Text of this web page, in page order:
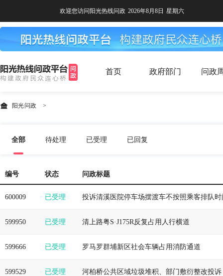
欢迎您访问阳光热线问政 2026年8月8日 星期六
首页 政府部门 问政
阳光问政 >
全部 待处理 已受理 已回复
编号 状态 问政标题
600009 已受理 投诉清溪医院停车场摆渡车不按照乘客排队
599950 已受理 清上路粤S·J175R反复占用人行横道
599666 已受理 罗马罗群埔新区社会车辆占用消防通道
599529 已受理 河柏桥公共区域垃圾堆积、部门敷衍整改投诉